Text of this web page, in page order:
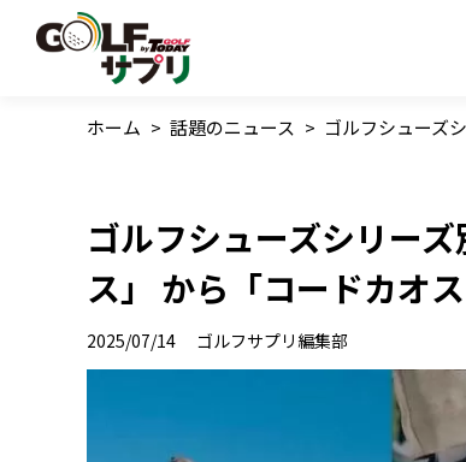
ホーム > 話題のニュース > ゴルフシューズ
ゴルフシューズシリー
ス」 から「コードカオ
2025/07/14 ゴルフサプリ編集部